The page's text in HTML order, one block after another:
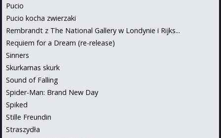
Pucio
Pucio kocha zwierzaki
Rembrandt z The National Gallery w Londynie i Rijks...
Requiem for a Dream (re-release)
Sinners
Skurkarnas skurk
Sound of Falling
Spider-Man: Brand New Day
Spiked
Stille Freundin
Straszydła